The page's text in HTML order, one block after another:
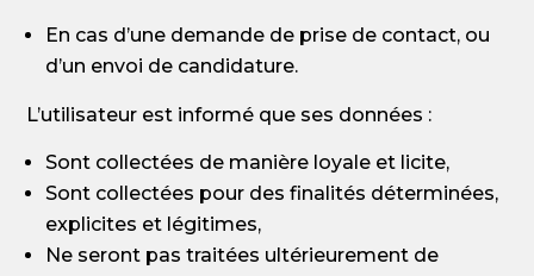
En cas d’une demande de prise de contact, ou
d’un envoi de candidature.
L’utilisateur est informé que ses données :
Sont collectées de manière loyale et licite,
Sont collectées pour des finalités déterminées,
explicites et légitimes,
Ne seront pas traitées ultérieurement de